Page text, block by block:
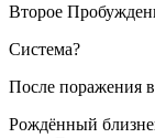
Второе
Система?
После поражения
Рождённый